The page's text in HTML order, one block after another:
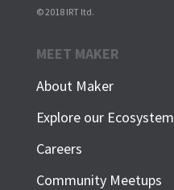
© 2018 IRT ltd.
MEET MAKER
About Maker
Explore our Ecosystem
Careers
Community Meetups